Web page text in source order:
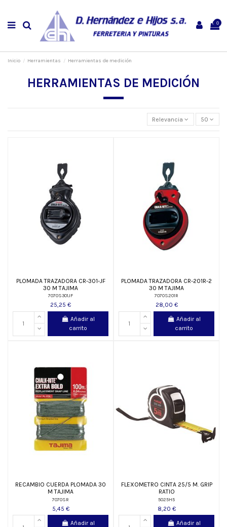
0
Inicio Herramientas Herramientas de medición
HERRAMIENTAS DE MEDICIÓN
Relevancia 50
PLOMADA TRAZADORA CR-301-JF
30 M TAJIMA
7070S301JF
25,25 €
Añadir al
carrito
PLOMADA TRAZADORA CR-201R-2
30 M TAJIMA
7070S201R
28,00 €
Añadir al
carrito
RECAMBIO CUERDA PLOMADA 30
M TAJIMA
7070SR
5,45 €
Añadir al
FLEXOMETRO CINTA 25/5 M. GRIP
RATIO
5025H5
8,20 €
Añadir al